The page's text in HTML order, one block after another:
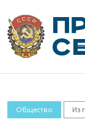
Общество Из